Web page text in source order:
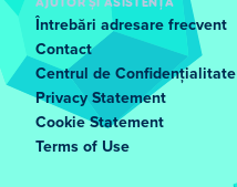
Întrebări adresare frecvent
Contact
Centrul de Confidențialitate
Privacy Statement
Cookie Statement
Terms of Use